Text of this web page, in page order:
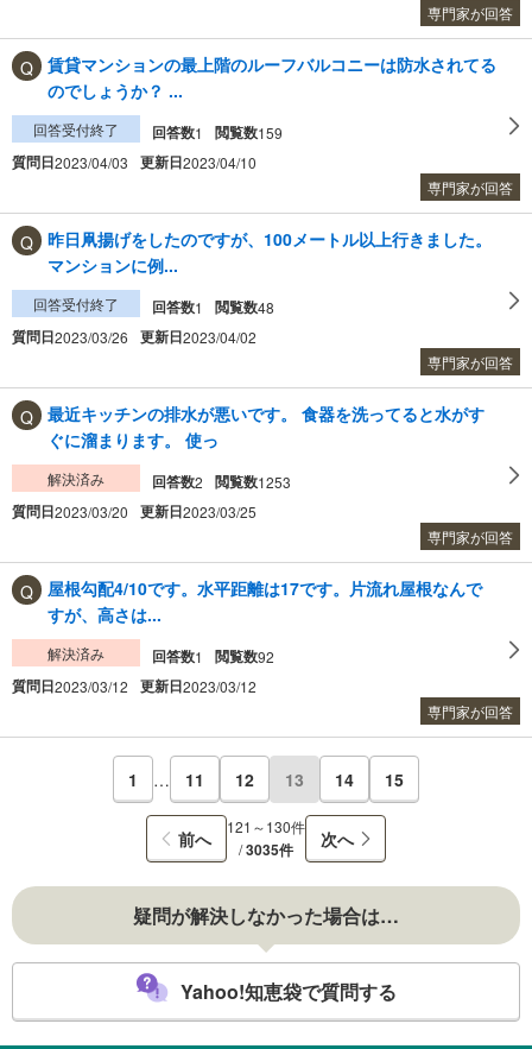
専門家が回答
賃貸マンションの最上階のルーフバルコニーは防水されてる
のでしょうか？ ...
回答受付終了 回答数1 閲覧数159
質問日2023/04/03 更新日2023/04/10
専門家が回答
昨日凧揚げをしたのですが、100メートル以上行きました。
マンションに例...
回答受付終了 回答数1 閲覧数48
質問日2023/03/26 更新日2023/04/02
専門家が回答
最近キッチンの排水が悪いです。 食器を洗ってると水がす
ぐに溜まります。 使っ
解決済み 回答数2 閲覧数1253
質問日2023/03/20 更新日2023/03/25
専門家が回答
屋根勾配4/10です。水平距離は17です。片流れ屋根なんで
すが、高さは...
解決済み 回答数1 閲覧数92
質問日2023/03/12 更新日2023/03/12
専門家が回答
1 … 11 12 13 14 15
前へ
121～130件
/3035件 次へ
疑問が解決しなかった場合は…
Yahoo!知恵袋で質問する